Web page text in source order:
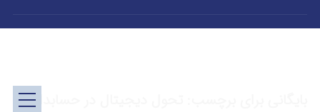
بایگانی برای برچسب: تحول دیجیتال در حسابداری